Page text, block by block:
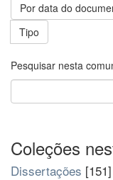
Por data do
Tipo
Pesquisar nesta
Coleções
Dissertações [151]